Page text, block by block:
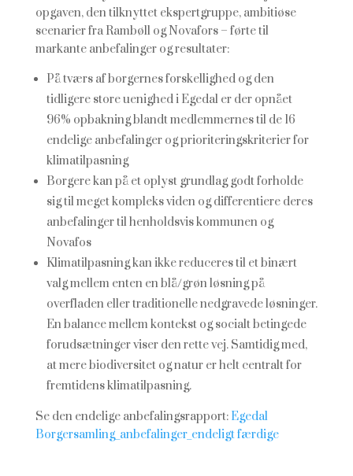
opgaven, den tilknyttet ekspertgruppe, ambitiøse
scenarier fra Rambøll og Novafors – førte til
markante anbefalinger og resultater:
På tværs af borgernes forskellighed og den
tidligere store uenighed i Egedaler der opnået
96% opbakning blandt medlemmernes til de 16
endelige anbefalinger og prioriteringskriterier for
klimatilpasning
Borgere kan på et oplyst grundlag godt forholde
sig til meget kompleks viden og differentiere deres
anbefalinger til henholdsvis kommunen og
Novafos
Klimatilpasning kan ikke reduceres til et binært
valg mellem enten en blå/grøn løsning på
overfladen eller traditionelle nedgravede løsninger.
En balance mellem kontekst og socialt betingede
forudsætninger viser den rette vej. Samtidig med,
at mere biodiversitet og natur er helt centralt for
fremtidens klimatilpasning.
Se den endelige anbefalingsrapport: Egedal
Borgersamling_anbefalinger_endeligt færdige